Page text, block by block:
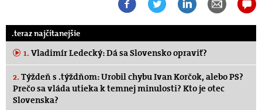
.teraz najčítanejšie
1. Vladimír Ledecký: Dá sa Slovensko opraviť?
2. Týždeň s .týždňom: Urobil chybu Ivan Korčok, alebo PS?
Prečo sa vláda utieka k temnej minulosti? Kto je otec
Slovenska?